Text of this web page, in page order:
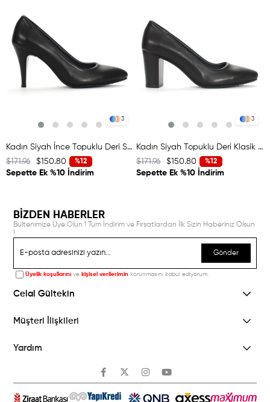
3
Kadın Siyah İnce Topuklu Deri Stiletto
%12
$150.80
$171.96
Sepette Ek %10 İndirim
3
Kadın Siyah Topuklu Deri Klasik Ayakkabı
%12
$150.80
$171.96
Sepette Ek %10 İndirim
BİZDEN HABERLER
Bültenimize Üye Olun ! Tüm İndirim ve Fırsatlardan İlk Sizin Haberiniz Olsun
!
Gönder
Üyelik koşullarını ve kişisel verilerimin korunmasını kabul ediyorum.
Celal Gültekin
Müşteri İlişkileri
Yardım